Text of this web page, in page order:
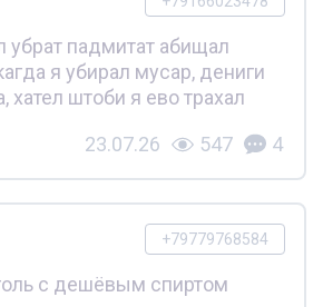
убрат падмитат абищал
я убирал мусар, дениги
хател штоби я ево трахал
23.07.26 547 4
+79779768584
с дешёвым спиртом